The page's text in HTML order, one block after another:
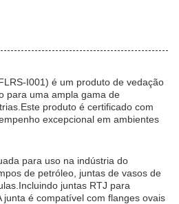
I001) é um produto de vedação
para uma ampla gama de
produto é certificado com
excepcional em ambientes
para uso na indústria do
de petróleo, juntas de vasos de
juntas RTJ para
junta é compatível com flanges ovais